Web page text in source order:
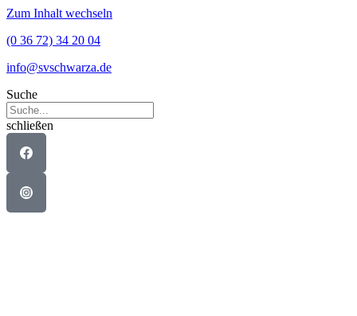
Zum Inhalt wechseln
(0 36 72) 34 20 04
info@svschwarza.de
Suche
schließen